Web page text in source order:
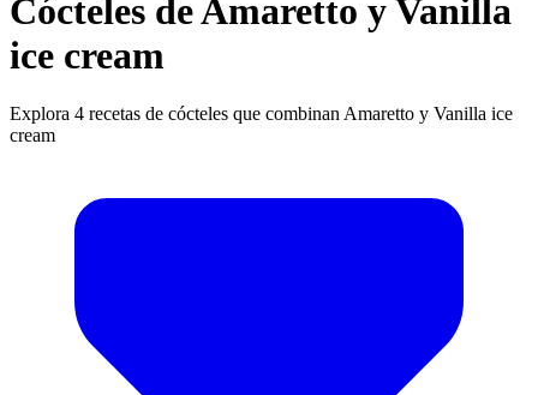
Cócteles de Amaretto y Vanilla
ice cream
Explora 4 recetas de cócteles que combinan Amaretto y Vanilla ice
cream